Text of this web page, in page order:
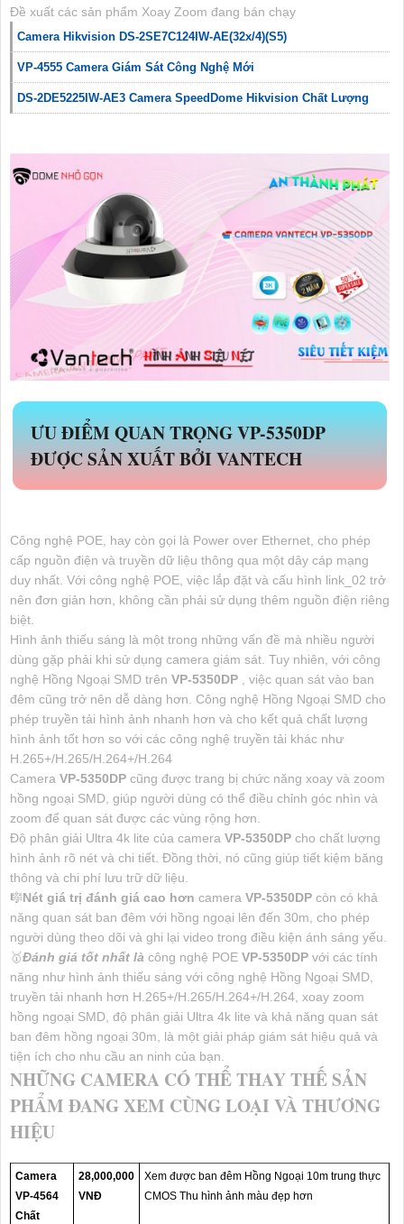
Đề xuất các sản phẩm Xoay Zoom đang bán chạy
Camera Hikvision DS-2SE7C124IW-AE(32x/4)(S5)
VP-4555 Camera Giám Sát Công Nghệ Mới
DS-2DE5225IW-AE3 Camera SpeedDome Hikvision Chất Lượng
ƯU ĐIỂM QUAN TRỌNGVP-5350DP
ĐƯỢC SẢN XUẤT BỞI VANTECH
Công nghệ POE, hay còn gọi là Power over Ethernet, cho phép
cấp nguồn điện và truyền dữ liệu thông qua một dây cáp mạng
duy nhất. Với công nghệ POE, việc lắp đặt và cấu hình link_02 trở
nên đơn giản hơn, không cần phải sử dụng thêm nguồn điện riêng
biệt.
Hình ảnh thiếu sáng là một trong những vấn đề mà nhiều người
dùng gặp phải khi sử dụng camera giám sát. Tuy nhiên, với công
nghệ Hồng Ngoại SMD trên VP-5350DP
, việc quan sát vào ban
đêm cũng trở nên dễ dàng hơn. Công nghệ Hồng Ngoại SMD cho
phép truyền tải hình ảnh nhanh hơn và cho kết quả chất lượng
hình ảnh tốt hơn so với các công nghệ truyền tải khác như
H.265+/H.265/H.264+/H.264
Camera VP-5350DP cũng được trang bị chức năng xoay và zoom
hồng ngoại SMD, giúp người dùng có thể điều chỉnh góc nhìn và
zoom để quan sát được các vùng rộng hơn.
Độ phân giải Ultra 4k lite của camera VP-5350DP cho chất lượng
hình ảnh rõ nét và chi tiết. Đồng thời, nó cũng giúp tiết kiệm băng
thông và chi phí lưu trữ dữ liệu.
🎼️Nét giá trị đánh giá cao hơn camera VP-5350DP còn có khả
năng quan sát ban đêm với hồng ngoại lên đến 30m, cho phép
người dùng theo dõi và ghi lại video trong điều kiện ánh sáng yếu.
🥇️Đánh giá tốt nhất là công nghệ POE VP-5350DP với các tính
năng như hình ảnh thiếu sáng với công nghệ Hồng Ngoại SMD,
truyền tải nhanh hơn H.265+/H.265/H.264+/H.264, xoay zoom
hồng ngoại SMD, độ phân giải Ultra 4k lite và khả năng quan sát
ban đêm hồng ngoại 30m, là một giải pháp giám sát hiệu quả và
tiện ích cho nhu cầu an ninh của bạn.
NHỮNG CAMERA CÓ THỂ THAY THẾ SẢN
PHẨM ĐANG XEM CÙNG LOẠI VÀ THƯƠNG
HIỆU
Camera
VP-4564
Chất
28,000,000
VNĐ
Xem được ban đêm Hồng Ngoại 10m trung thực
CMOS Thu hình ảnh màu đẹp hơn